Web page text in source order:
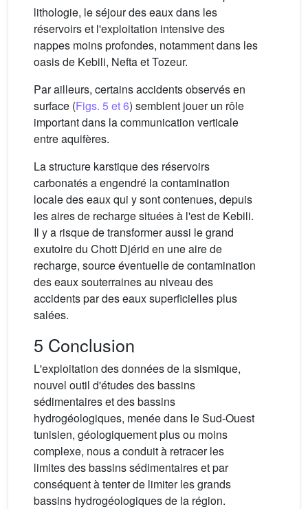
lithologie, le séjour des eaux dans les
réservoirs et l'exploitation intensive des
nappes moins profondes, notamment dans les
oasis de Kebili, Nefta et Tozeur.
Par ailleurs, certains accidents observés en
surface (Figs. 5 et 6) semblent jouer un rôle
important dans la communication verticale
entre aquifères.
La structure karstique des réservoirs
carbonatés a engendré la contamination
locale des eaux qui y sont contenues, depuis
les aires de recharge situées à l'est de Kebili.
Il y a risque de transformer aussi le grand
exutoire du Chott Djérid en une aire de
recharge, source éventuelle de contamination
des eaux souterraines au niveau des
accidents par des eaux superficielles plus
salées.
5 Conclusion
L'exploitation des données de la sismique,
nouvel outil d'études des bassins
sédimentaires et des bassins
hydrogéologiques, menée dans le Sud-Ouest
tunisien, géologiquement plus ou moins
complexe, nous a conduit à retracer les
limites des bassins sédimentaires et par
conséquent à tenter de limiter les grands
bassins hydrogéologiques de la région.